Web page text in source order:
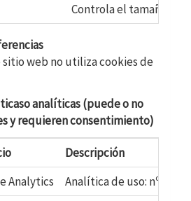
Controla el tamaño del
web no utiliza cookies de
analíticas (puede o no
y requieren consentimiento)
Descripción
Analytics
Analítica de uso: nº